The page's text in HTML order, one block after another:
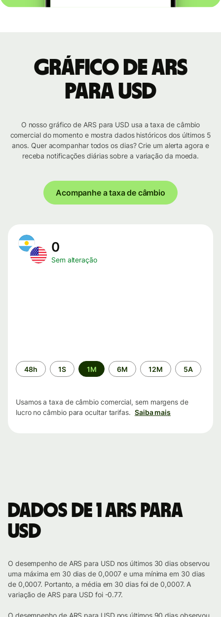
Gráfico de ARS
para USD
O nosso gráfico de ARS para USD usa a taxa de câmbio
comercial do momento e mostra dados históricos dos últimos 5
anos. Quer acompanhar todos os dias? Crie um alerta agora e
receba notificações diárias sobre a variação da moeda.
Acompanhe a taxa de câmbio
0
Sem alteração
Período
de
48h 1S 1M 6M 12M 5A
Usamos a taxa de câmbio comercial, sem margens de
lucro no câmbio para ocultar tarifas. Saiba mais
Dados de 1 ARS para
USD
O desempenho de ARS para USD nos últimos 30 dias observou
uma máxima em 30 dias de 0,0007 e uma mínima em 30 dias
de 0,0007. Portanto, a média em 30 dias foi de 0,0007. A
variação de ARS para USD foi -0.77.